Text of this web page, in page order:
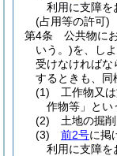
利用に支障を
(占用等の許可)
第4条
公共物に
いう。)を、し
受けなければな
するときも、同
(1)
工作物又
作物等」とい
(2)
土地の掘
(3)
前2号に掲
利用に支障を